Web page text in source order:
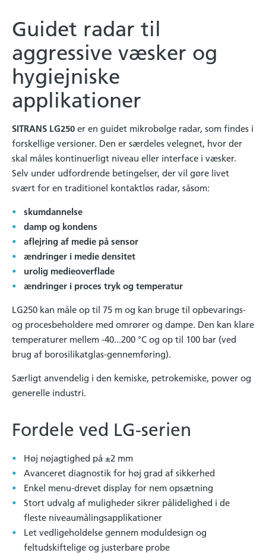
Guidet radar til
aggressive væsker og
hygiejniske
applikationer
SITRANS LG250 er en guidet mikrobølge radar, som findes i
forskellige versioner. Den er særdeles velegnet, hvor der
skal måles kontinuerligt niveau eller interface i væsker.
Selv under udfordrende betingelser, der vil gøre livet
svært for en traditionel kontaktløs radar, såsom:
skumdannelse
damp og kondens
aflejring af medie på sensor
ændringer i medie densitet
urolig medieoverflade
ændringer i proces tryk og temperatur
LG250 kan måle op til 75 m og kan bruge til opbevarings-
og procesbeholdere med omrører og dampe. Den kan klare
temperaturer mellem -40...200 °C og op til 100 bar (ved
brug af borosilikatglas-gennemføring).
Særligt anvendelig i den kemiske, petrokemiske, power og
generelle industri.
Fordele ved LG-serien
Høj nøjagtighed på ±2 mm
Avanceret diagnostik for høj grad af sikkerhed
Enkel menu-drevet display for nem opsætning
Stort udvalg af muligheder sikrer pålidelighed i de
fleste niveaumålingsapplikationer
Let vedligeholdelse gennem moduldesign og
feltudskiftelige og justerbare probe